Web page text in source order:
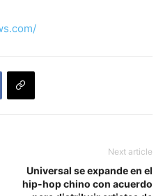
Next article
Universal se expande en el
hip-hop chino con acuerdo